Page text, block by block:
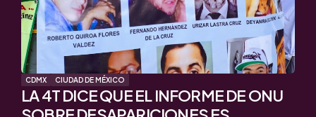
CDMX CIUDAD DE MÉXICO
LA 4T DICE QUE EL INFORME DE ONU